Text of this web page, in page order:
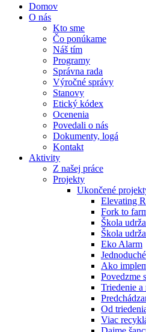
Domov
O nás
Kto sme
Čo ponúkame
Náš tím
Programy
Správna rada
Výročné správy
Stanovy
Etický kódex
Ocenenia
Povedali o nás
Dokumenty, logá
Kontakt
Aktivity
Z našej práce
Projekty
Ukončené
Elevating
Fork to
Škola
Škola
Eko Alarm
Ako
Povedzme
Triedenie a
Od
Viac